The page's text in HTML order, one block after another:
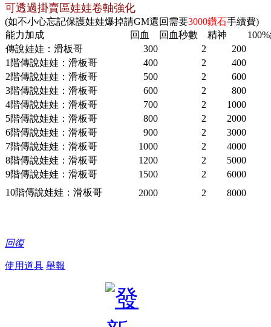
可透過掛賣區娃娃卷軸強化
(如不小心忘記保護娃娃爆掉請GM還回需要3000鑽石手續費)
能力加成
回血 回血秒數 精神
傳說娃娃：滑板哥
300 2
200
1階傳說娃娃：滑板哥
400 2
400
2階傳說娃娃：滑板哥
500 2
600
3階傳說娃娃：滑板哥
600 2
800
4階傳說娃娃：滑板哥
700 2
1000
5階傳說娃娃：滑板哥
800 2
2000
6階傳說娃娃：滑板哥
900 2
3000
7階傳說娃娃：滑板哥
1000 2
4000
8階傳說娃娃：滑板哥
1200 2
5000
9階傳說娃娃：滑板哥
1500 2
6000
10階傳說娃娃：滑板哥
2000 2 8000
回復
使用道具 舉報